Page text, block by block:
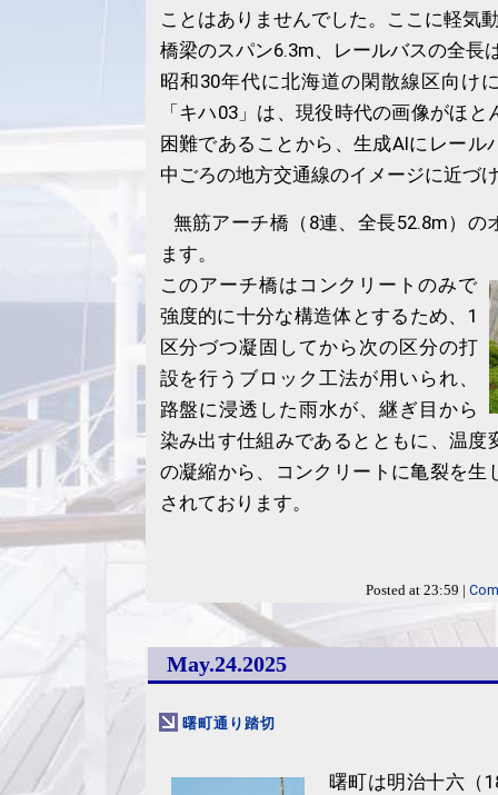
ことはありませんでした。ここに軽気
橋梁のスパン6.3m、レールバスの全長
昭和30年代に北海道の閑散線区向け
「キハ03」は、現役時代の画像がほ
困難であることから、生成AIにレール
中ごろの地方交通線のイメージに近づ
無筋アーチ橋（8連、全長52.8m）の
ます。
このアーチ橋はコンクリートのみで
強度的に十分な構造体とするため、1
区分づつ凝固してから次の区分の打
設を行うブロック工法が用いられ、
路盤に浸透した雨水が、継ぎ目から
染み出す仕組みであるとともに、温度
の凝縮から、コンクリートに亀裂を生
されております。
Posted at 23:59 |
May.24.2025
曙町通り踏切
曙町は明治十六（